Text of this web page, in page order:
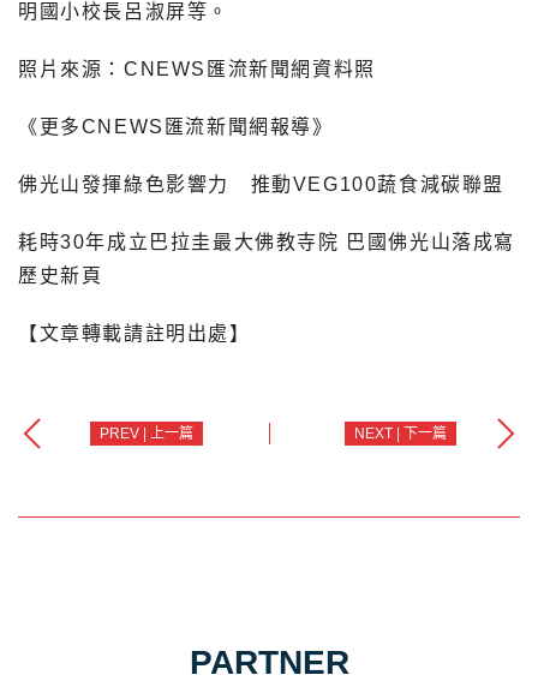
明國小校長呂淑屏等。
照片來源：CNEWS匯流新聞網資料照
《更多CNEWS匯流新聞網報導》
佛光山發揮綠色影響力 推動VEG100蔬食減碳聯盟
耗時30年成立巴拉圭最大佛教寺院 巴國佛光山落成寫
歷史新頁
【文章轉載請註明出處】
PREV | 上一篇 NEXT | 下一篇
PARTNER